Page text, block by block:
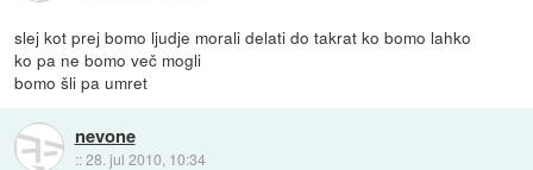
slej kot prej bomo ljudje morali delati do takrat ko bomo lahko
ko pa ne bomo več mogli
bomo šli pa umret
nevone
::28. jul 2010, 10:34